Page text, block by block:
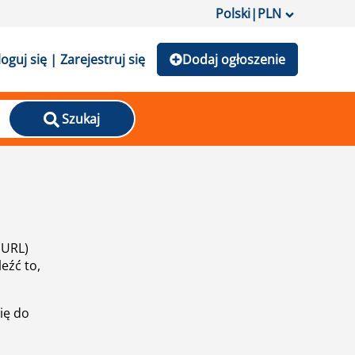
Polski|PLN
się | Zarejestruj się Dodaj ogłoszenie
Szukaj
to,
do